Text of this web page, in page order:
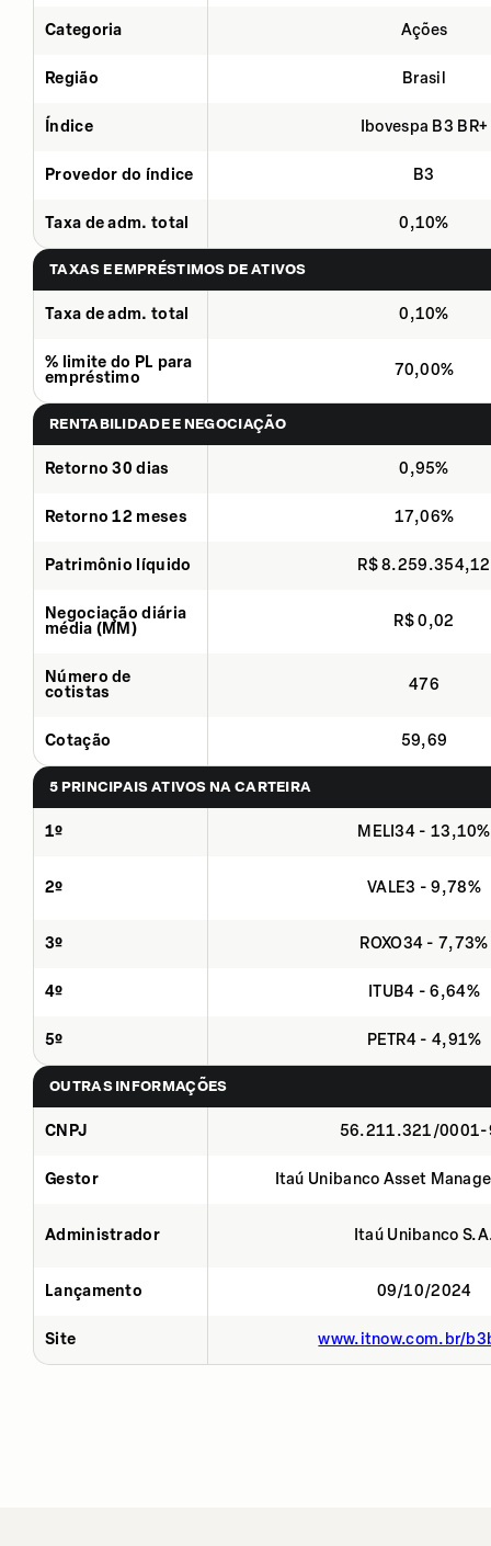
Categoria Ações
Região Brasil
Índice Ibovespa B3 BR+
Provedor do índice B3
Taxa de adm. total 0,10%
TAXAS E EMPRÉSTIMOS DE ATIVOS
Taxa de adm. total 0,10%
% limite do PL para
empréstimo
70,00%
RENTABILIDADE E NEGOCIAÇÃO
Retorno 30 dias 0,95%
Retorno 12 meses 17,06%
Patrimônio líquido R$ 8.259.354,12
Negociação diária
média (MM)
R$ 0,02
Número de
cotistas
476
Cotação 59,69
5 PRINCIPAIS ATIVOS NA CARTEIRA
1º MELI34 - 13,10%
2º VALE3 - 9,78%
3º ROXO34 - 7,73%
4º ITUB4 - 6,64%
5º PETR4 - 4,91%
OUTRAS INFORMAÇÕES
CNPJ 56.211.321/
Gestor Itaú Unibanco Asset
Administrador Itaú Unibanco
Lançamento 09/10/2024
Site www.itnow.com.br/